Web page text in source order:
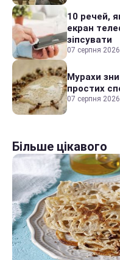
10 речей,
екран
зіпсувати
07 серпня
Мурахи
простих
07 серпня
Більше цікавого